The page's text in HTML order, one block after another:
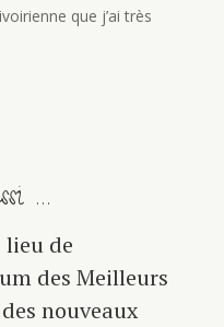
que j’ai très
…
lieu de
des Meilleurs
nouveaux